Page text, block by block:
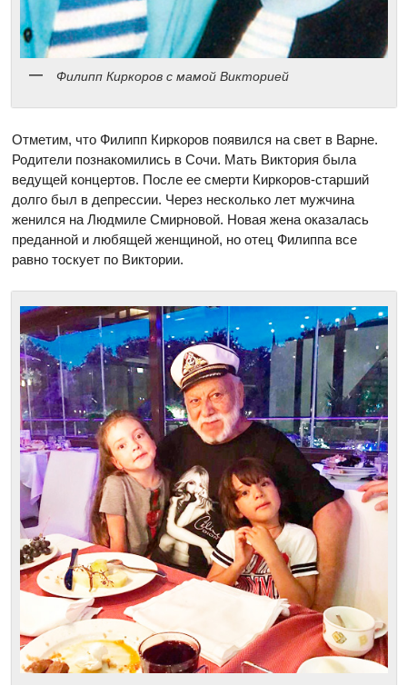
Филипп Киркоров с мамой Викторией
Отметим, что Филипп Киркоров появился на свет в Варне.
Родители познакомились в Сочи. Мать Виктория была
ведущей концертов. После ее смерти Киркоров-старший
долго был в депрессии. Через несколько лет мужчина
женился на Людмиле Смирновой. Новая жена оказалась
преданной и любящей женщиной, но отец Филиппа все
равно тоскует по Виктории.